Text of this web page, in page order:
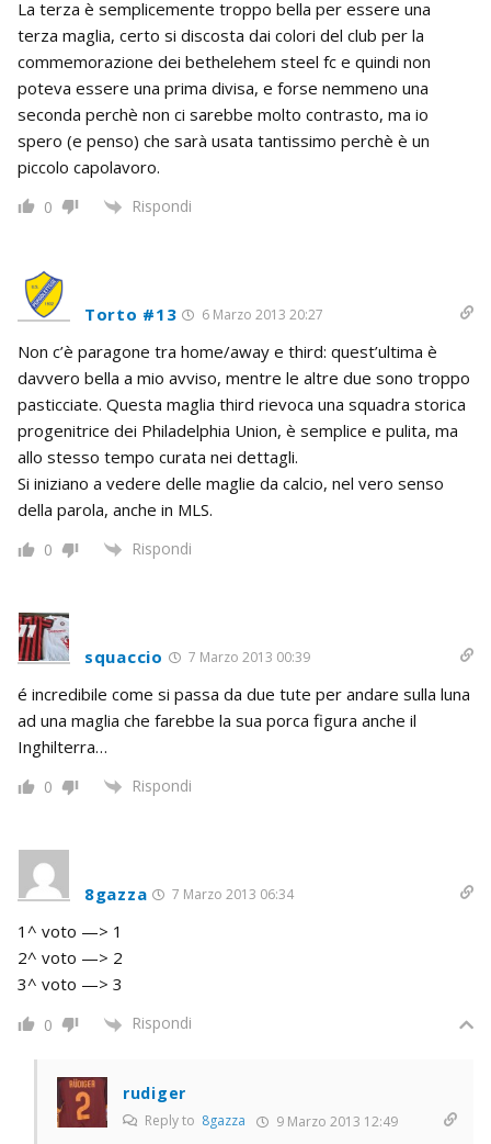
La terza è semplicemente troppo bella per essere una
terza maglia, certo si discosta dai colori del club per la
commemorazione dei bethelehem steel fc e quindi non
poteva essere una prima divisa, e forse nemmeno una
seconda perchè non ci sarebbe molto contrasto, ma io
spero (e penso) che sarà usata tantissimo perchè è un
piccolo capolavoro.
0 Rispondi
Torto #13 6 Marzo 2013 20:27
Non c’è paragone tra home/away e third: quest’ultima è
davvero bella a mio avviso, mentre le altre due sono troppo
pasticciate. Questa maglia third rievoca una squadra storica
progenitrice dei Philadelphia Union, è semplice e pulita, ma
allo stesso tempo curata nei dettagli.
Si iniziano a vedere delle maglie da calcio, nel vero senso
della parola, anche in MLS.
0 Rispondi
squaccio 7 Marzo 2013 00:39
é incredibile come si passa da due tute per andare sulla luna
ad una maglia che farebbe la sua porca figura anche il
Inghilterra…
0 Rispondi
8gazza 7 Marzo 2013 06:34
1^ voto —> 1
2^ voto —> 2
3^ voto —> 3
0 Rispondi
rudiger
Reply to 8gazza 9 Marzo 2013 12:49